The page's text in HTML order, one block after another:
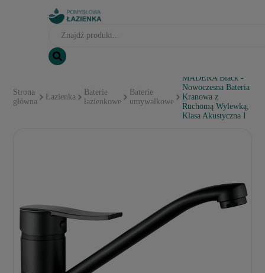
Strona
główna
Łazienka
Baterie
łazienkowe
Baterie
umywalkowe
MADERA Black -
Nowoczesna Bateria
Kranowa z
Ruchomą Wylewką,
Klasa Akustyczna I